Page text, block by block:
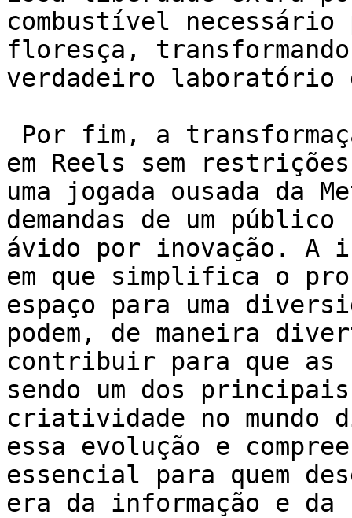
combustível
floresça,
verdadeiro laboratório
em Reels sem
uma jogada ousada da
demandas de um
ávido por inovação. A
em que simplifica o
espaço para uma
podem, de maneira
contribuir para que as
sendo um dos
criatividade no mundo
essa evolução e
essencial para quem
era da informação e